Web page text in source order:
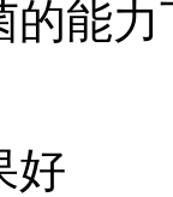
的能
好